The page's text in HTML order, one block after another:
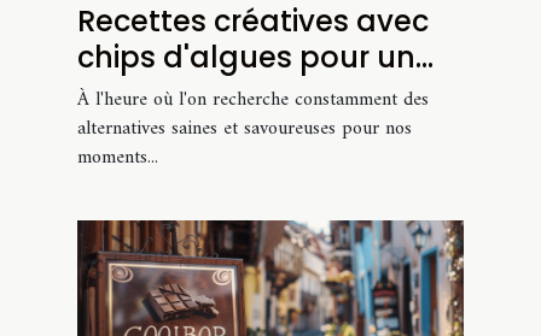
Recettes créatives avec
chips d'algues pour un
apéritif sain
À l'heure où l'on recherche constamment des
alternatives saines et savoureuses pour nos
moments...